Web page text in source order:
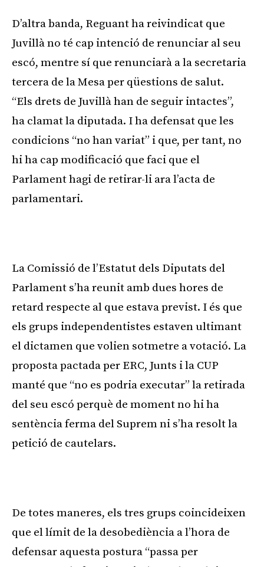
D’altra banda, Reguant ha reivindicat que
Juvillà no té cap intenció de renunciar al seu
escó, mentre sí que renunciarà a la secretaria
tercera de la Mesa per qüestions de salut.
“Els drets de Juvillà han de seguir intactes”,
ha clamat la diputada. I ha defensat que les
condicions “no han variat” i que, per tant, no
hi ha cap modificació que faci que el
Parlament hagi de retirar-li ara l’acta de
parlamentari.
La Comissió de l’Estatut dels Diputats del
Parlament s’ha reunit amb dues hores de
retard respecte al que estava previst. I és que
els grups independentistes estaven ultimant
el dictamen que volien sotmetre a votació. La
proposta pactada per ERC, Junts i la CUP
manté que “no es podria executar” la retirada
del seu escó perquè de moment no hi ha
sentència ferma del Suprem ni s’ha resolt la
petició de cautelars.
De totes maneres, els tres grups coincideixen
que el límit de la desobediència a l’hora de
defensar aquesta postura “passa per